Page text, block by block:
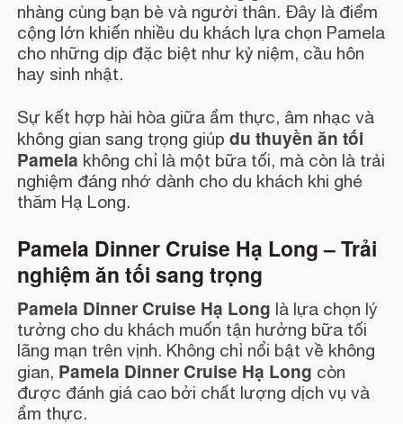
nhàng cùng bạn bè và người thân. Đây là điểm
cộng lớn khiến nhiều du khách lựa chọn Pamela
cho những dịp đặc biệt như kỷ niệm, cầu hôn
hay sinh nhật.
Sự kết hợp hài hòa giữa ẩm thực, âm nhạc và
không gian sang trọng giúpdu thuyền ăn tối
Pamela không chỉ là một bữa tối, mà còn là trải
nghiệm đáng nhớ dành cho du khách khi ghé
thăm Hạ Long.
Pamela Dinner Cruise Hạ Long – Trải
nghiệm ăn tối sang trọng
Pamela Dinner Cruise Hạ Long là lựa chọn lý
tưởng cho du khách muốn tận hưởng bữa tối
lãng mạn trên vịnh. Không chỉ nổi bật về không
gian, Pamela Dinner Cruise Hạ Long còn
được đánh giá cao bởi chất lượng dịch vụ và
ẩm thực.